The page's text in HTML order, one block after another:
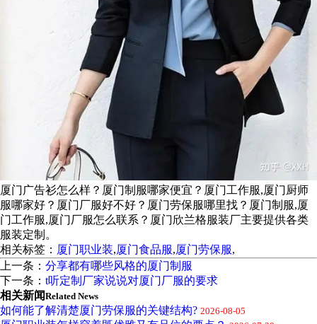
厦门广告衫怎么样？厦门制服哪家便宜？厦门工作服,厦门厨师
服哪家好？厦门厂服好不好？厦门劳保服哪里找？厦门制服,厦
门工作服,厦门厂服怎么联系？厦门欣兰格服装厂主要提供各类
服装定制。
相关标签： 厦门职业装,厦门食品服,厦门劳保服,
上一条： 分享都有哪些风格的厦门制服
下一条： t听定制厂家说说对厦门厂服的要求
相关新闻Related News
如何能了解清楚厦门劳保服的关键结构? 2026-08-05